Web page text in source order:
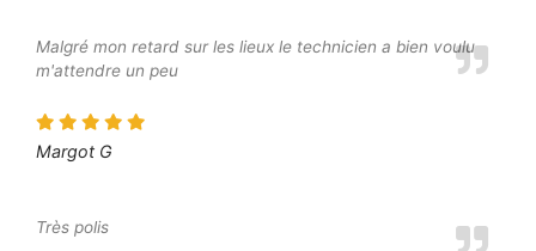
Malgré mon retard sur les lieux le technicien a bien voulu
m'attendre un peu
Margot G
Très polis